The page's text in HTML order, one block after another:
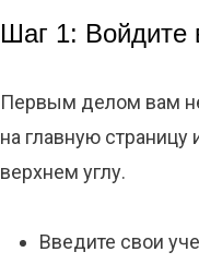
Шаг 1: Войдите
Первым делом вам
на главную страницу
верхнем углу.
Введите свои